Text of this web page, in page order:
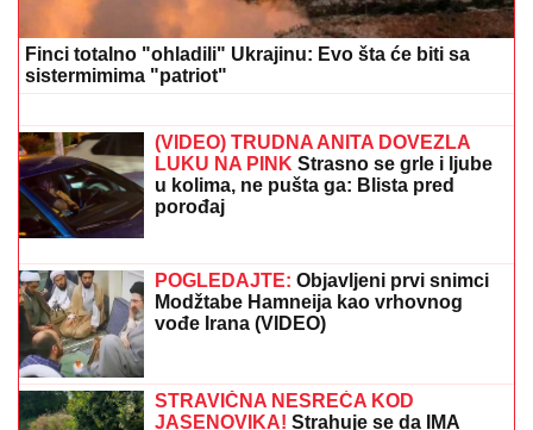
GRAĐANIMA:Evo šta im je poručio
LIMENKA, TOČAK ODLETEO!Prve
slike užasa kod Jasenovika:
Dramatični prizori sa lica mesta,
sumnja se da ima povređenih